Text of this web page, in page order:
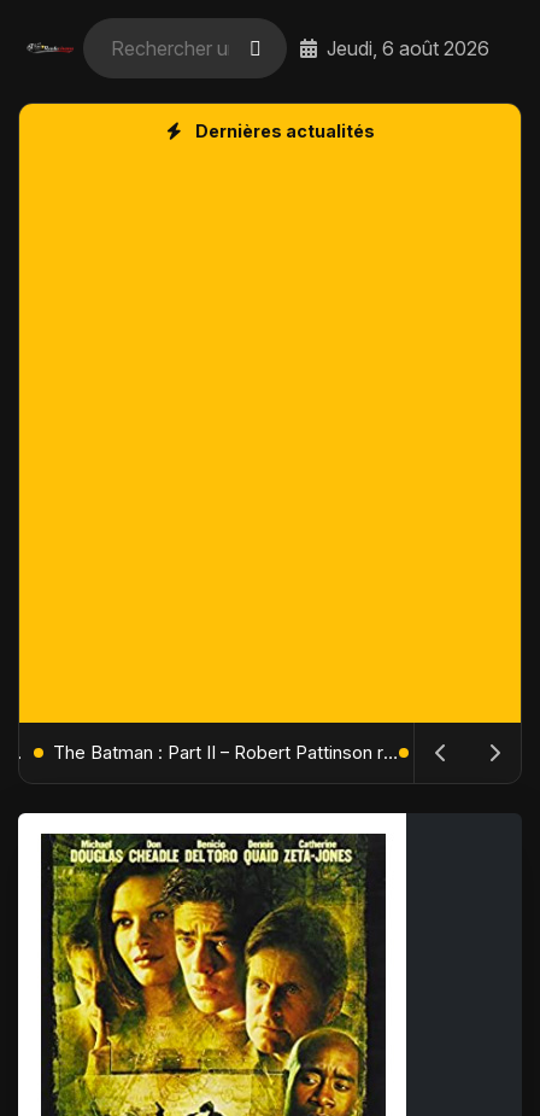
Jeudi, 6 août 2026
Dernières actualités
L'Âge de Glace : Le Réveil du Volcan – Manny, Sid et Diego de retour pour une aventure explosive The Batman : Part II – Robert Pattinson replonge dans les ténèbres de Gotham dès octobre 2027